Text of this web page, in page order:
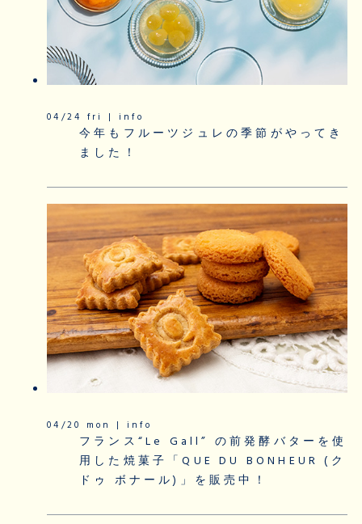
04/24 fri | info
今年もフルーツジュレの季節がやってき
ました！
04/20 mon | info
フランス“Le Gall” の前発酵バターを使
用した焼菓子「QUE DU BONHEUR (ク
ドゥ ボナール)」を販売中！